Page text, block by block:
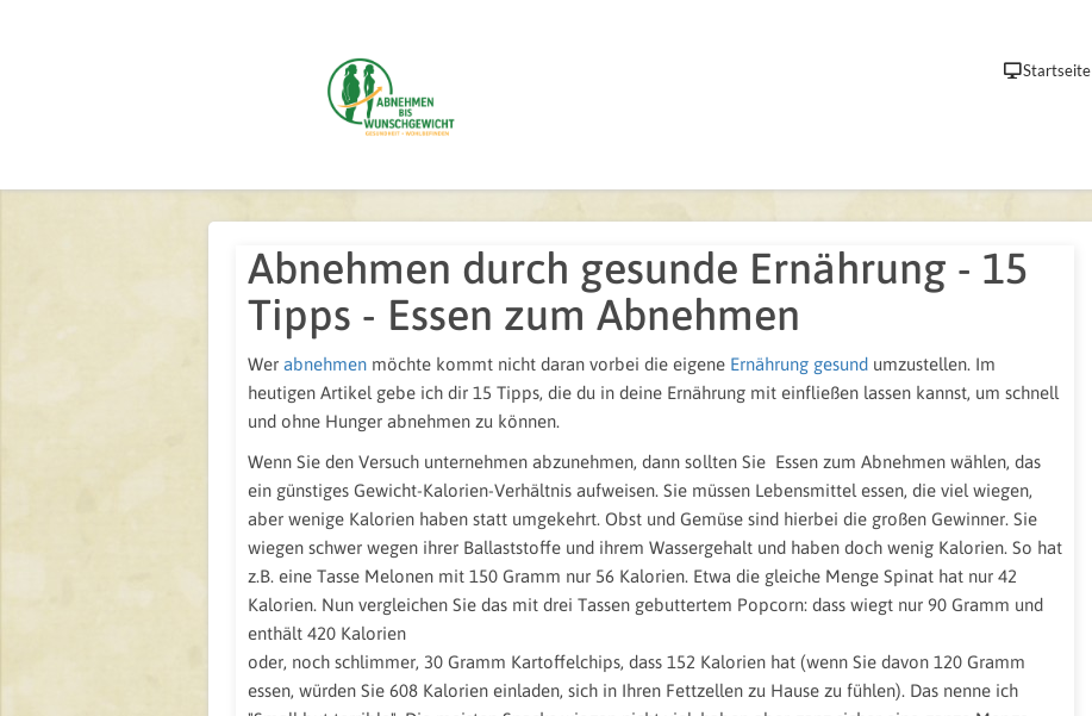
Startseite
Abnehmen durch gesunde Ernährung - 15
Tipps - Essen zum Abnehmen
Wer abnehmen möchte kommt nicht daran vorbei die eigene Ernährung gesund umzustellen. Im
heutigen Artikel gebe ich dir 15 Tipps, die du in deine Ernährung mit einfließen lassen kannst, um schnell
und ohne Hunger abnehmen zu können.
Wenn Sie den Versuch unternehmen abzunehmen, dann sollten Sie Essen zum Abnehmen wählen, das
ein günstiges Gewicht-Kalorien-Verhältnis aufweisen. Sie müssen Lebensmittel essen, die viel wiegen,
aber wenige Kalorien haben statt umgekehrt. Obst und Gemüse sind hierbei die großen Gewinner. Sie
wiegen schwer wegen ihrer Ballaststoffe und ihrem Wassergehalt und haben doch wenig Kalorien. So hat
z.B. eine Tasse Melonen mit 150 Gramm nur 56 Kalorien. Etwa die gleiche Menge Spinat hat nur 42
Kalorien. Nun vergleichen Sie das mit drei Tassen gebuttertem Popcorn: dass wiegt nur 90 Gramm und
enthält 420 Kalorien
oder, noch schlimmer, 30 Gramm Kartoffelchips, dass 152 Kalorien hat (wenn Sie davon 120 Gramm
essen, würden Sie 608 Kalorien einladen, sich in Ihren Fettzellen zu Hause zu fühlen). Das nenne ich